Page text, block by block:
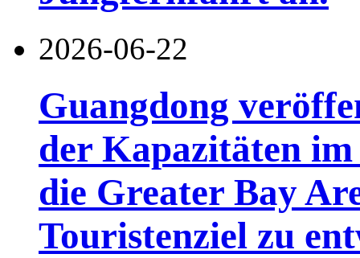
2026-06-22
Guangdong
der Kapazitäten
die Greater Bay
Touristenziel zu